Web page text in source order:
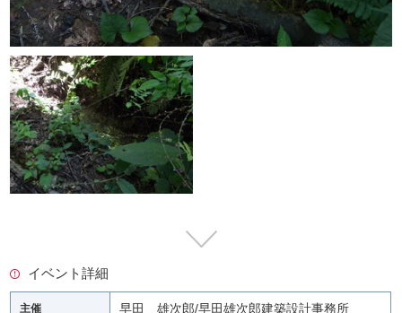
イベント詳細
主催 早田 雄次郎/早田雄次郎建築設計事務所